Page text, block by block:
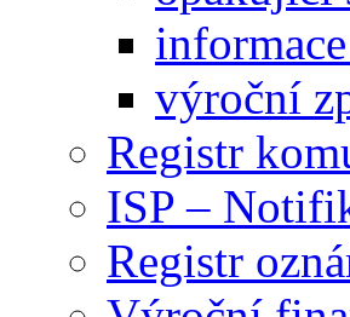
výroční
Registr
ISP –
Registr